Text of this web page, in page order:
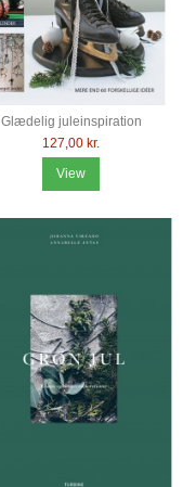
Glædelig juleinspiration
127,00 kr.
View